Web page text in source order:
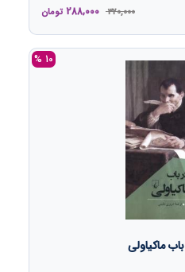
320,000
288,000 تومان
10 %
ماکیاولی